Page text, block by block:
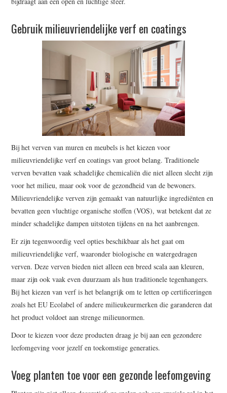
Gebruik milieuvriendelijke verf en coatings
Bij het verven van muren en meubels is het kiezen voor
milieuvriendelijke verf en coatings van groot belang. Traditionele
verven bevatten vaak schadelijke chemicaliën die niet alleen slecht zijn
voor het milieu, maar ook voor de gezondheid van de bewoners.
Milieuvriendelijke verven zijn gemaakt van natuurlijke ingrediënten en
bevatten geen vluchtige organische stoffen (VOS), wat betekent dat ze
minder schadelijke dampen uitstoten tijdens en na het aanbrengen.
Er zijn tegenwoordig veel opties beschikbaar als het gaat om
milieuvriendelijke verf, waaronder biologische en watergedragen
verven. Deze verven bieden niet alleen een breed scala aan kleuren,
maar zijn ook vaak even duurzaam als hun traditionele tegenhangers.
Bij het kiezen van verf is het belangrijk om te letten op certificeringen
zoals het EU Ecolabel of andere milieukeurmerken die garanderen dat
het product voldoet aan strenge milieunormen.
Door te kiezen voor deze producten draag je bij aan een gezondere
leefomgeving voor jezelf en toekomstige generaties.
Voeg planten toe voor een gezonde leefomgeving